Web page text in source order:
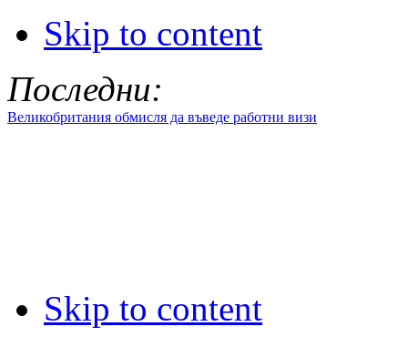
Skip to content
Последни:
Великобритания обмисля да въведе работни визи
Skip to content